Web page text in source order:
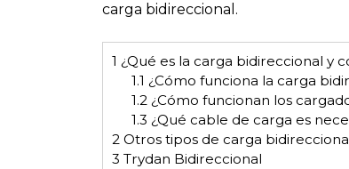
carga bidireccional.
1 ¿Qué es la carga bidireccional y
1.1 ¿Cómo funciona la carga
1.2 ¿Cómo funcionan los
1.3 ¿Qué cable de carga es
2Otros tipos de carga
3 Trydan Bidireccional